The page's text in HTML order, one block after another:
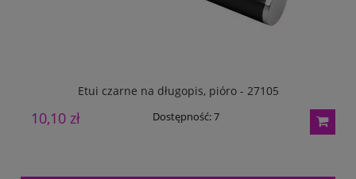
Etui czarne na długopis, pióro - 27105
10,10 zł Dostępność:7